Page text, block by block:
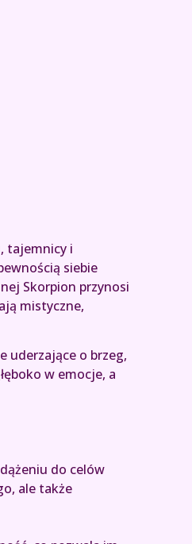
tajemnicy i
siebie
Skorpion przynosi
mistyczne,
uderzające o brzeg,
w emocje, a
do celów
ale także